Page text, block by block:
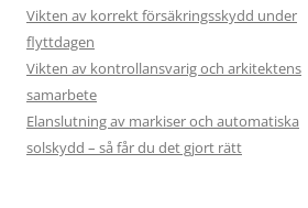
Vikten av korrekt försäkringsskydd under
flyttdagen
Vikten av kontrollansvarig och arkitektens
samarbete
Elanslutning av markiser och automatiska
solskydd – så får du det gjort rätt